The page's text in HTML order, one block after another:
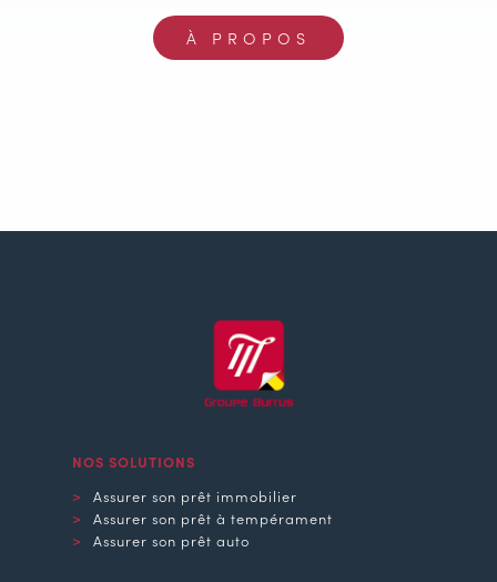
À PROPOS
NOS SOLUTIONS
Assurer son prêt immobilier
Assurer son prêt à tempérament
Assurer son prêt auto